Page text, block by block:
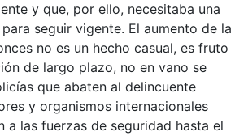
y que, por ello, necesitaba una
seguir vigente. El aumento de la
no es un hecho casual, es fruto
de largo plazo, no en vano se
que abaten al delincuente
y organismos internacionales
a las fuerzas de seguridad hasta el